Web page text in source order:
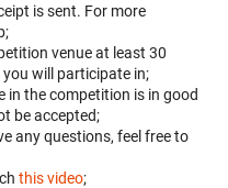
is sent. For more
venue at least 30
will participate in;
in the competition is in good
be accepted;
any questions, feel free to
this video;